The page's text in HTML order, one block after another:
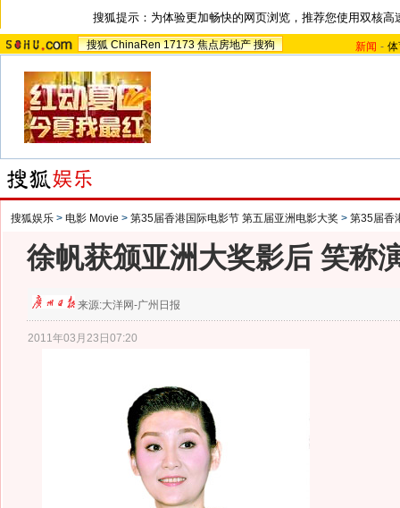
搜狐提示：为体验更加畅快的网页浏览，推荐您使用双核高
搜狐 ChinaRen 17173 焦点房地产 搜狗 新闻 -
搜狐娱乐 > 电影 Movie > 第35届香港国际电影节 第五届亚洲电影大奖 > 第35届香
徐帆获颁亚洲大奖影后 笑称
来源:大洋网-广州日报
2011年03月23日07:20